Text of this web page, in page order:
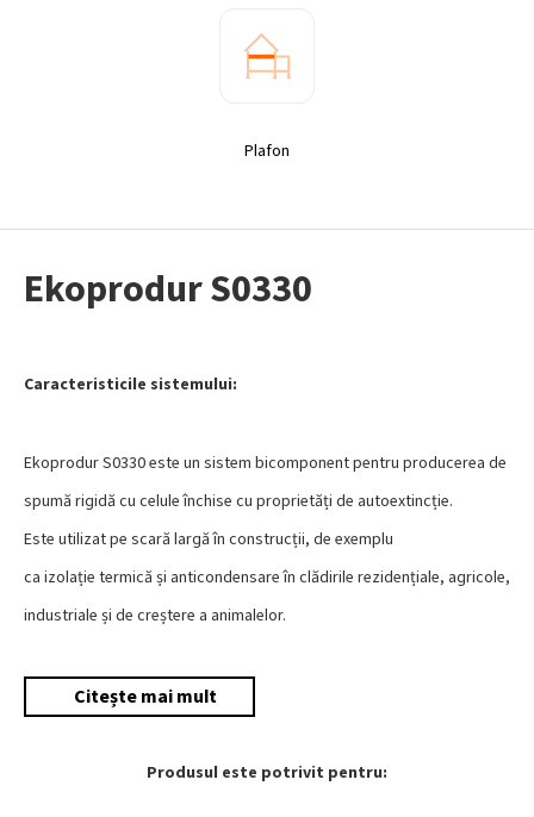
Plafon
Ekoprodur S0330
Caracteristicile sistemului:
Ekoprodur S0330 este un sistem bicomponent pentru producerea de
spumă rigidă cu celule închise cu proprietăți de autoextincție.
Este utilizat pe scară largă în construcții, de exemplu
ca izolație termică și anticondensare în clădirile rezidențiale, agricole,
industriale și de creștere a animalelor.
Citește mai mult
Produsul este potrivit pentru: